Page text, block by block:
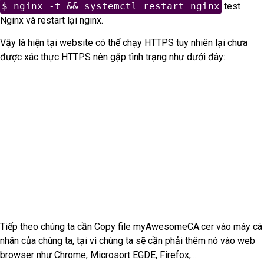
$ nginx -t && systemctl restart nginx test
Nginx và restart lại nginx.
Vậy là hiện tại website có thể chạy HTTPS tuy nhiên lại chưa
được xác thực HTTPS nên gặp tình trạng như dưới đây:
Tiếp theo chúng ta cần Copy file myAwesomeCA.cer vào máy cá
nhân của chúng ta, tại vì chúng ta sẽ cần phải thêm nó vào web
browser như Chrome, Microsort EGDE, Firefox,…